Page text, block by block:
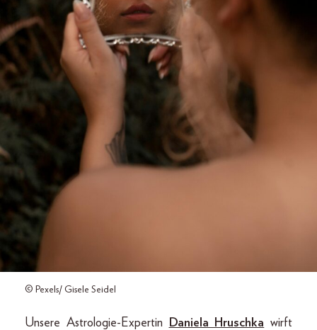
© Pexels/ Gisele Seidel
Unsere Astrologie-Expertin Daniela Hruschka wirft